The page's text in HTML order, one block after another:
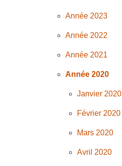
Année 2023
Année 2022
Année 2021
Année 2020
Janvier 2020
Février 2020
Mars 2020
Avril 2020